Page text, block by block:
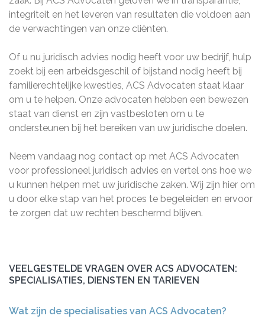
integriteit en het leveren van resultaten die voldoen aan
de verwachtingen van onze cliënten.
Of u nu juridisch advies nodig heeft voor uw bedrijf, hulp
zoekt bij een arbeidsgeschil of bijstand nodig heeft bij
familierechtelijke kwesties, ACS Advocaten staat klaar
om u te helpen. Onze advocaten hebben een bewezen
staat van dienst en zijn vastbesloten om u te
ondersteunen bij het bereiken van uw juridische doelen.
Neem vandaag nog contact op met ACS Advocaten
voor professioneel juridisch advies en vertel ons hoe we
u kunnen helpen met uw juridische zaken. Wij zijn hier om
u door elke stap van het proces te begeleiden en ervoor
te zorgen dat uw rechten beschermd blijven.
VEELGESTELDE VRAGEN OVER ACS ADVOCATEN:
SPECIALISATIES, DIENSTEN EN TARIEVEN
Wat zijn de specialisaties van ACS Advocaten?